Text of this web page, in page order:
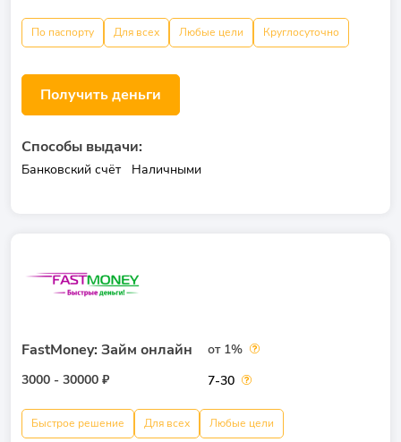
По паспорту Для всех Любые цели Круглосуточно
Получить деньги
Способы выдачи:
Банковский счёт Наличными
FastMoney: Займ онлайн
3000 - 30000 ₽
от 1%
7-30
Быстрое решение Для всех Любые цели